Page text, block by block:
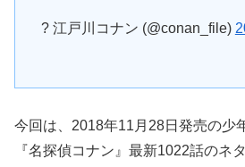
? 江戸川コナン (@conan_file)
今回は、2018年11月28日発売の少
『名探偵コナン』最新1022話のネ